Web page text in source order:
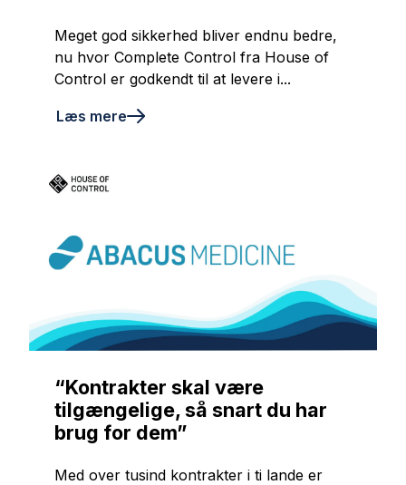
Meget god sikkerhed bliver endnu bedre,
nu hvor Complete Control fra House of
Control er godkendt til at levere i...
Læs mere
“Kontrakter skal være
tilgængelige, så snart du har
brug for dem”
Med over tusind kontrakter i ti lande er